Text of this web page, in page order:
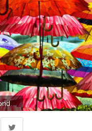
3840x2160 - Fondo de pantalla de 3840x2160. Fondo para computadora 4K Ultra HD de sombrillas de colores.